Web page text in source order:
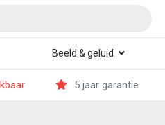
Beeld & geluid
5 jaar garantie